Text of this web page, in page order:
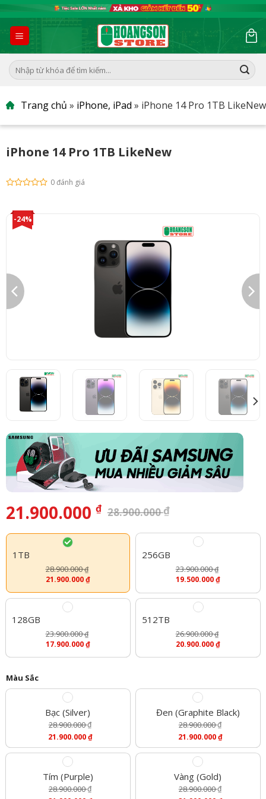
to
content
Tìm
kiếm:
Trang chủ » iPhone, iPad » iPhone 14 Pro 1TB LikeNew
iPhone 14 Pro 1TB LikeNew
0 đánh giá
-24%
21.900.000 ₫ 28.900.000₫
1TB
21.900.000₫
28.900.000₫
256GB
19.500.000₫
23.900.000₫
128GB
17.900.000₫
23.900.000₫
512TB
20.900.000₫
26.900.000₫
Màu Sắc
Bạc (Silver)
28.900.000₫
Gốc
Là:
21.900.000₫
Giá
Đen (Graphite Black)
28.900.000₫
Gốc
Là:
21.900.000₫
Giá
Tím (Purple)
28.900.000₫
Vàng (Gold)
28.900.000₫